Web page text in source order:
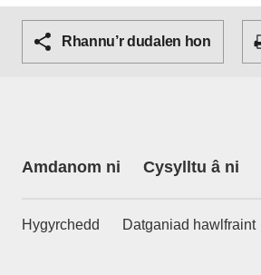
Rhannu’r dudalen hon
Amdanom ni Cysylltu â ni
Hygyrchedd Datganiad hawlfraint